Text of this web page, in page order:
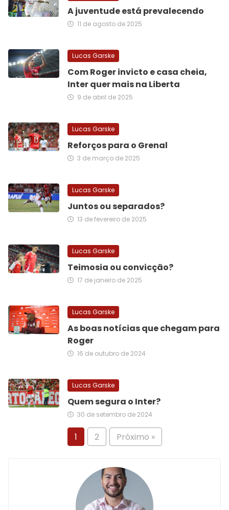
A juventude está prevalecendo
11 de agosto de 2025
Lucas Garske
Com Roger invicto e casa cheia,
Inter quer mais na Liberta
9 de abril de 2025
Lucas Garske
Reforços para o Grenal
3 de março de 2025
Lucas Garske
Juntos ou separados?
13 de fevereiro de 2025
Lucas Garske
Teimosia ou convicção?
17 de janeiro de 2025
Lucas Garske
As boas notícias que chegam para
Roger
16 de outubro de 2024
Lucas Garske
Quem segura o Inter?
30 de setembro de 2024
1 2 Próximo »